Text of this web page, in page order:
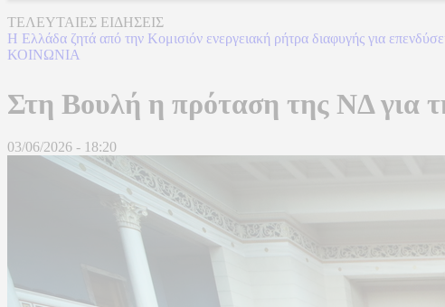
ΤΕΛΕΥΤΑΙΕΣ ΕΙΔΗΣΕΙΣ
Η Ελλάδα ζητά από την Κομισιόν ενεργειακή ρήτρα διαφυγής για
ΚΟΙΝΩΝΙΑ
Στη Βουλή η πρόταση της ΝΔ για
03/06/2026 - 18:20